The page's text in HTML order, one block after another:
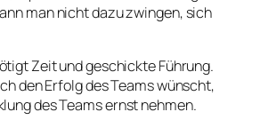
man nicht dazu zwingen, sich
Zeit und geschickte Führung.
den Erfolg des Teams wünscht,
des Teams ernst nehmen.